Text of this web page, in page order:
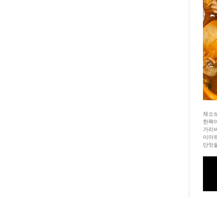
채소
한팩
가리
이마
단맛